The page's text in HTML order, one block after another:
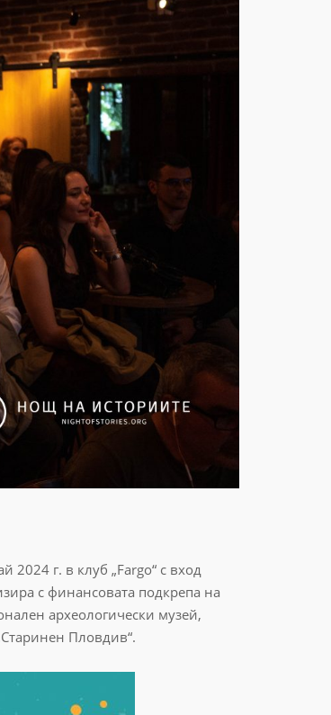
г. в клуб „Fargo“ с вход
с финансовата подкрепа на
археологически музей,
Пловдив“.